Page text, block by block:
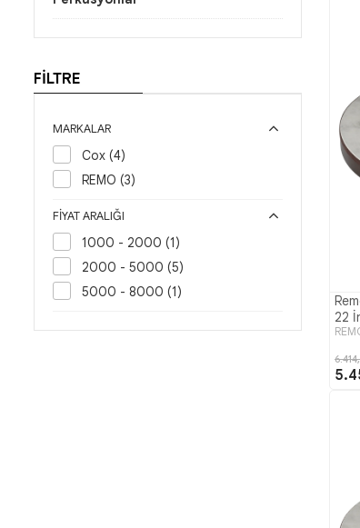
FİLTRE
MARKALAR
Cox (4)
REMO (3)
FIYAT ARALIĞI
1000 - 2000 (1)
2000 - 5000 (5)
5000 - 8000 (1)
22